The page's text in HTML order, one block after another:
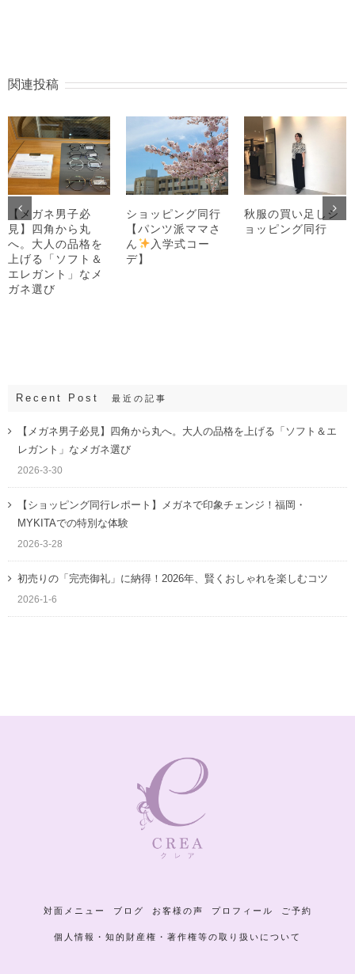
関連投稿
【メガネ男子必
見】四角から丸
へ。大人の品格を
上げる「ソフト＆
エレガント」なメ
ガネ選び
ショッピング同行
【パンツ派ママさ
ん
入学式コー
デ】
秋服の買い足しシ
ョッピング同行
Recent Post 最近の記事
【メガネ男子必見】四角から丸へ。大人の品格を上げる「ソフト＆エ
レガント」なメガネ選び
2026-3-30
【ショッピング同行レポート】メガネで印象チェンジ！福岡・
MYKITAでの特別な体験
2026-3-28
初売りの「完売御礼」に納得！2026年、賢くおしゃれを楽しむコツ
2026-1-6
対面メニュー ブログ お客様の声 プロフィール ご予約
個人情報・知的財産権・著作権等の取り扱いについて